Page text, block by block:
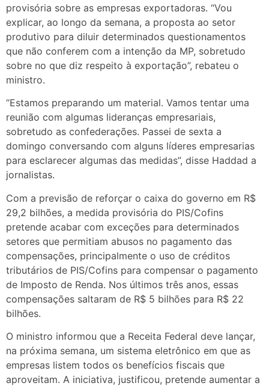
provisória sobre as empresas exportadoras. “Vou
explicar, ao longo da semana, a proposta ao setor
produtivo para diluir determinados questionamentos
que não conferem com a intenção da MP, sobretudo
sobre no que diz respeito à exportação”, rebateu o
ministro.
“Estamos preparando um material. Vamos tentar uma
reunião com algumas lideranças empresariais,
sobretudo as confederações. Passei de sexta a
domingo conversando com alguns líderes empresarias
para esclarecer algumas das medidas”, disse Haddad a
jornalistas.
Com a previsão de reforçar o caixa do governo em R$
29,2 bilhões, a medida provisória do PIS/Cofins
pretende acabar com exceções para determinados
setores que permitiam abusos no pagamento das
compensações, principalmente o uso de créditos
tributários de PIS/Cofins para compensar o pagamento
de Imposto de Renda. Nos últimos três anos, essas
compensações saltaram de R$ 5 bilhões para R$ 22
bilhões.
O ministro informou que a Receita Federal deve lançar,
na próxima semana, um sistema eletrônico em que as
empresas listem todos os benefícios fiscais que
aproveitam. A iniciativa, justificou, pretende aumentar a